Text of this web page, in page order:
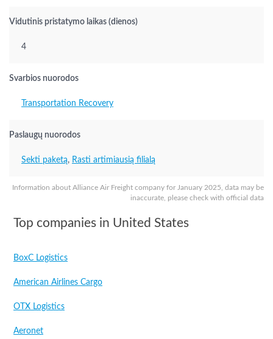
Information about Alliance Air Freight company for January 2025, data may be
inaccurate, please check with official data
Vidutinis pristatymo laikas (dienos)
4
Svarbios nuorodos
Transportation Recovery
Paslaugų nuorodos
Sekti paketą, Rasti artimiausią filialą
Top companies in United States
BoxC Logistics
American Airlines Cargo
OTX Logistics
Aeronet